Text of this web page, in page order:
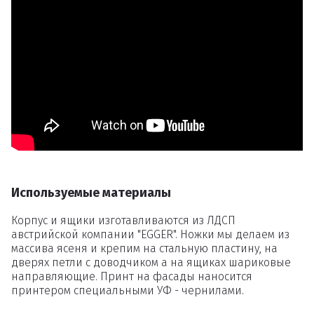
Используемые материалы
Корпус и ящики изготавливаются из ЛДСП
австрийской компании "EGGER". Ножки мы делаем из
массива ясеня и крепим на стальную пластину, на
дверях петли с доводчиком а на ящиках шариковые
направляющие. Принт на фасады наносится
принтером специальными УФ - чернилами.
Вы точно хотите удалить
Удалить